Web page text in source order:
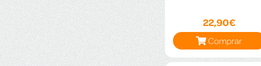
22,90€
Comprar